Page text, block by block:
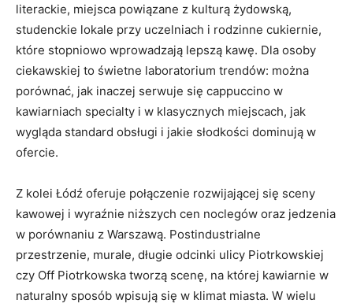
literackie, miejsca powiązane z kulturą żydowską,
studenckie lokale przy uczelniach i rodzinne cukiernie,
które stopniowo wprowadzają lepszą kawę. Dla osoby
ciekawskiej to świetne laboratorium trendów: można
porównać, jak inaczej serwuje się cappuccino w
kawiarniach specialty i w klasycznych miejscach, jak
wygląda standard obsługi i jakie słodkości dominują w
ofercie.
Z kolei Łódź oferuje połączenie rozwijającej się sceny
kawowej i wyraźnie niższych cen noclegów oraz jedzenia
w porównaniu z Warszawą. Postindustrialne
przestrzenie, murale, długie odcinki ulicy Piotrkowskiej
czy Off Piotrkowska tworzą scenę, na której kawiarnie w
naturalny sposób wpisują się w klimat miasta. W wielu